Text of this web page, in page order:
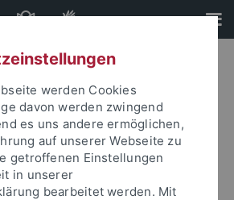
werden Cookies
davon werden zwingend
es uns andere ermöglichen,
auf unserer Webseite zu
getroffenen Einstellungen
in unserer
bearbeitet werden. Mit